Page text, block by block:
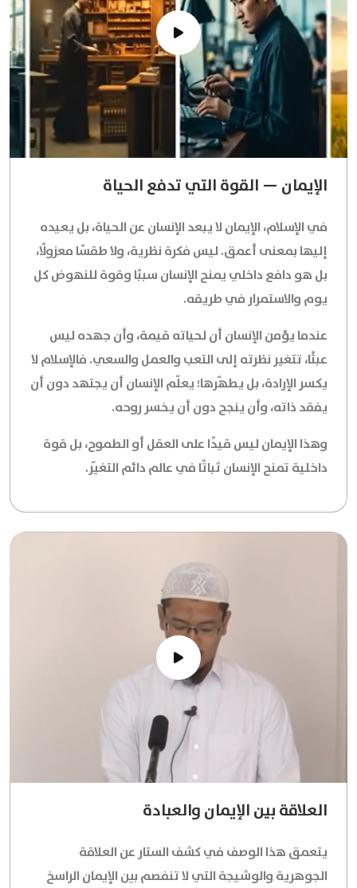
الإيمان — القوة التي تدفع الحياة
في الإسلام، الإيمان لا يبعد الإنسان عن الحياة، بل يعيده
إليها بمعنى أعمق. ليس فكرة نظرية، ولا طقسًا معزولًا،
بل هو دافع داخلي يمنح الإنسان سببًا وقوة للنهوض كل
يوم والاستمرار في طريقه.
عندما يؤمن الإنسان أن لحياته قيمة، وأن جهده ليس
عبثًا، تتغير نظرته إلى التعب والعمل والسعي. فالإسلام لا
يكسر الإرادة، بل يطهّرها؛ يعلّم الإنسان أن يجتهد دون أن
يفقد ذاته، وأن ينجح دون أن يخسر روحه.
وهذا الإيمان ليس قيدًا على العقل أو الطموح، بل قوة
داخلية تمنح الإنسان ثباتًا في عالم دائم التغيّر.
العلاقة بين الإيمان والعبادة
يتعمق هذا الوصف في كشف الستار عن العلاقة
الجوهرية والوشيجة التي لا تنفصم بين الإيمان الراسخ